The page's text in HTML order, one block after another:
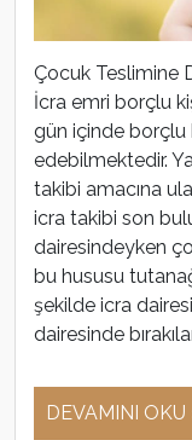
Çocuk Teslimine
İcra emri borçlu
gün içinde borçlu
edebilmektedir.
takibi amacına
icra takibi son
dairesindeyken
bu hususu
şekilde icra
dairesinde
DEVAMINI OKU